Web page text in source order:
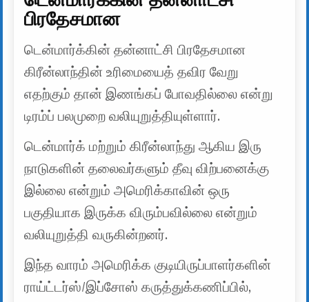
பிரதேசமான
டென்மார்க்கின் தன்னாட்சி பிரதேசமான
கிரீன்லாந்தின் உரிமையைத் தவிர வேறு
எதற்கும் தான் இணங்கப் போவதில்லை என்று
டிரம்ப் பலமுறை வலியுறுத்தியுள்ளார்.
டென்மார்க் மற்றும் கிரீன்லாந்து ஆகிய இரு
நாடுகளின் தலைவர்களும் தீவு விற்பனைக்கு
இல்லை என்றும் அமெரிக்காவின் ஒரு
பகுதியாக இருக்க விரும்பவில்லை என்றும்
வலியுறுத்தி வருகின்றனர்.
இந்த வாரம் அமெரிக்க குடியிருப்பாளர்களின்
ராய்ட்டர்ஸ்/இப்சோஸ் கருத்துக்கணிப்பில்,